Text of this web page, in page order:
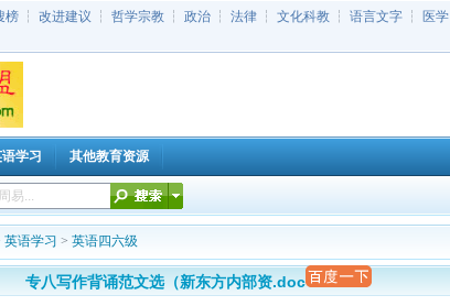
榜 ┆ 改进建议 ┆ 哲学宗教 ┆ 政治 ┆ 法律 ┆ 文化科教 ┆ 语言文字 ┆ 医学
学习 其他教育资源
英语学习 > 英语四六级
专八写作背诵范文选（新东方内部资.doc